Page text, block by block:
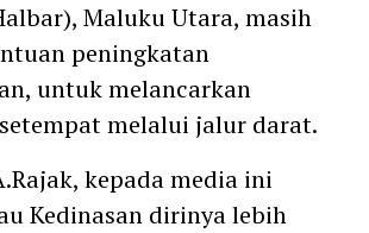
Maluku Utara, masih
peningkatan
untuk melancarkan
melalui jalur darat.
kepada media ini
Kedinasan dirinya lebih